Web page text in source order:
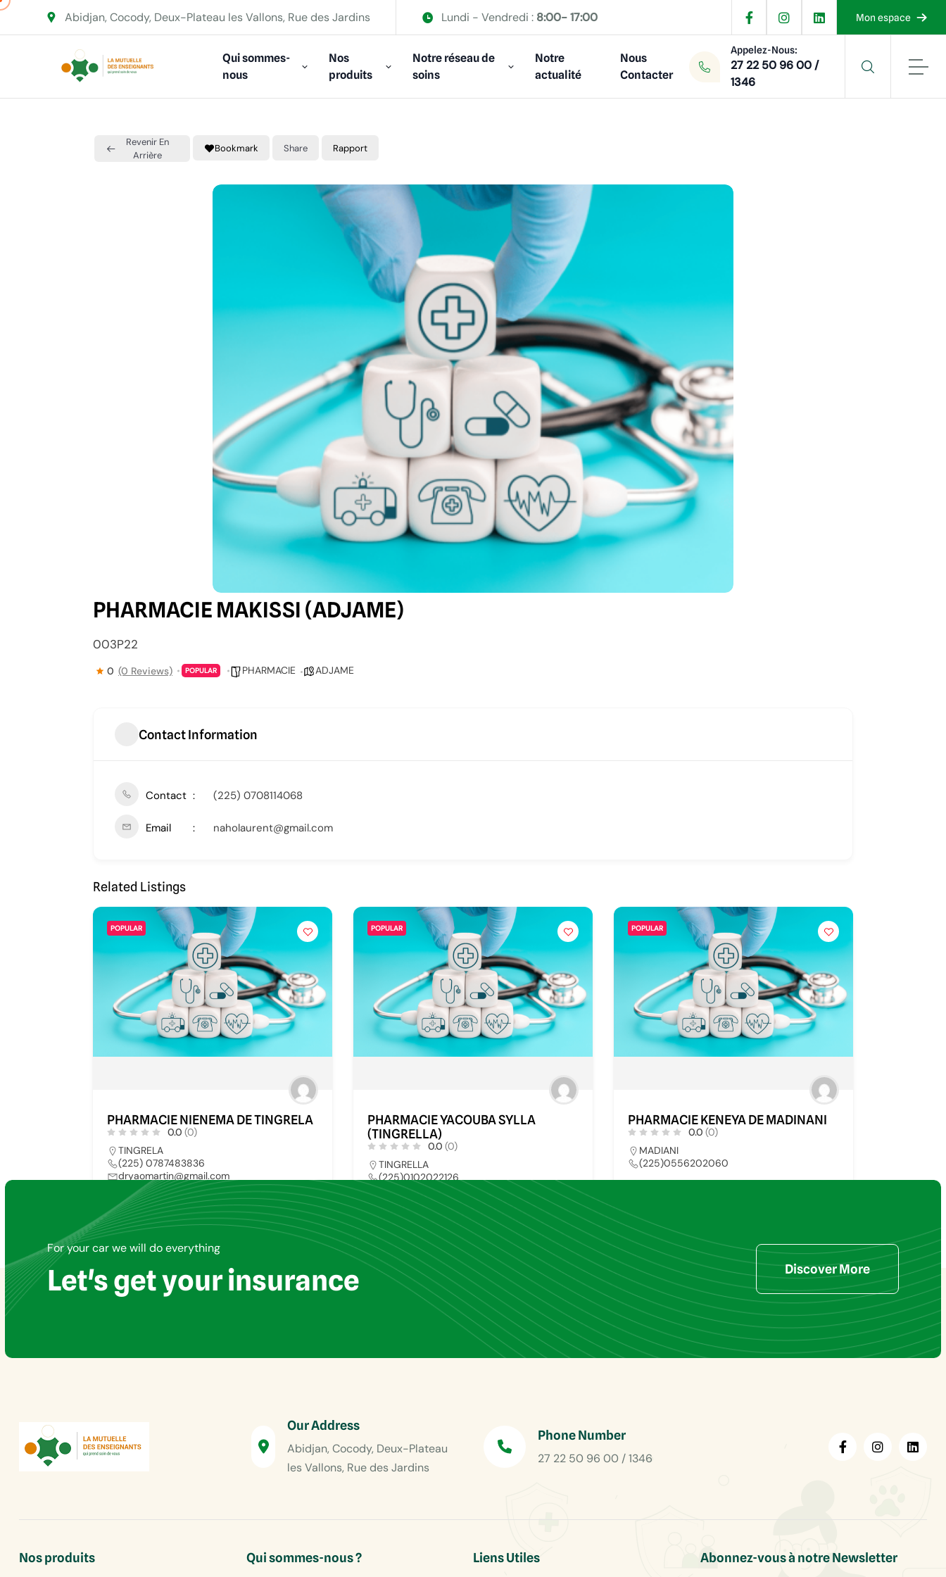
Abidjan, Cocody, Deux-Plateau les Vallons, Rue des Jardins Lundi - Vendredi : 8:00- 17:00 Mon espace
Qui sommes-
nous
Nos
produits
Notre réseau de
soins
Notre
actualité
Nous
Contacter
Appelez-Nous:
27 22 50 96 00 /
1346
Revenir En
Arrière
Bookmark Share Rapport
PHARMACIE MAKISSI (ADJAME)
003P22
0 (0 Reviews) POPULAR PHARMACIE ADJAME
Contact Information
Contact (225) 0708114068
Email naholaurent@gmail.com
Related Listings
POPULAR
PHARMACIE NIENEMA DE TINGRELA
0.0 (0)
TINGRELA
(225) 0787483836
dryaomartin@gmail.com
PHARMACIE 59
POPULAR
PHARMACIE YACOUBA SYLLA
(TINGRELLA)
0.0 (0)
TINGRELLA
(225)0102022126
pharmays@yahoo.fr
PHARMACIE 34
POPULAR
PHARMACIE KENEYA DE MADINANI
0.0 (0)
MADIANI
(225)0556202060
For your car we will do everything
Let's get your insurance Discover More
Our Address
Abidjan, Cocody, Deux-Plateau
les Vallons, Rue des Jardins
Phone Number
27 22 50 96 00 / 1346
Nos produits Qui sommes-nous ? Liens Utiles Abonnez-vous à notre Newsletter